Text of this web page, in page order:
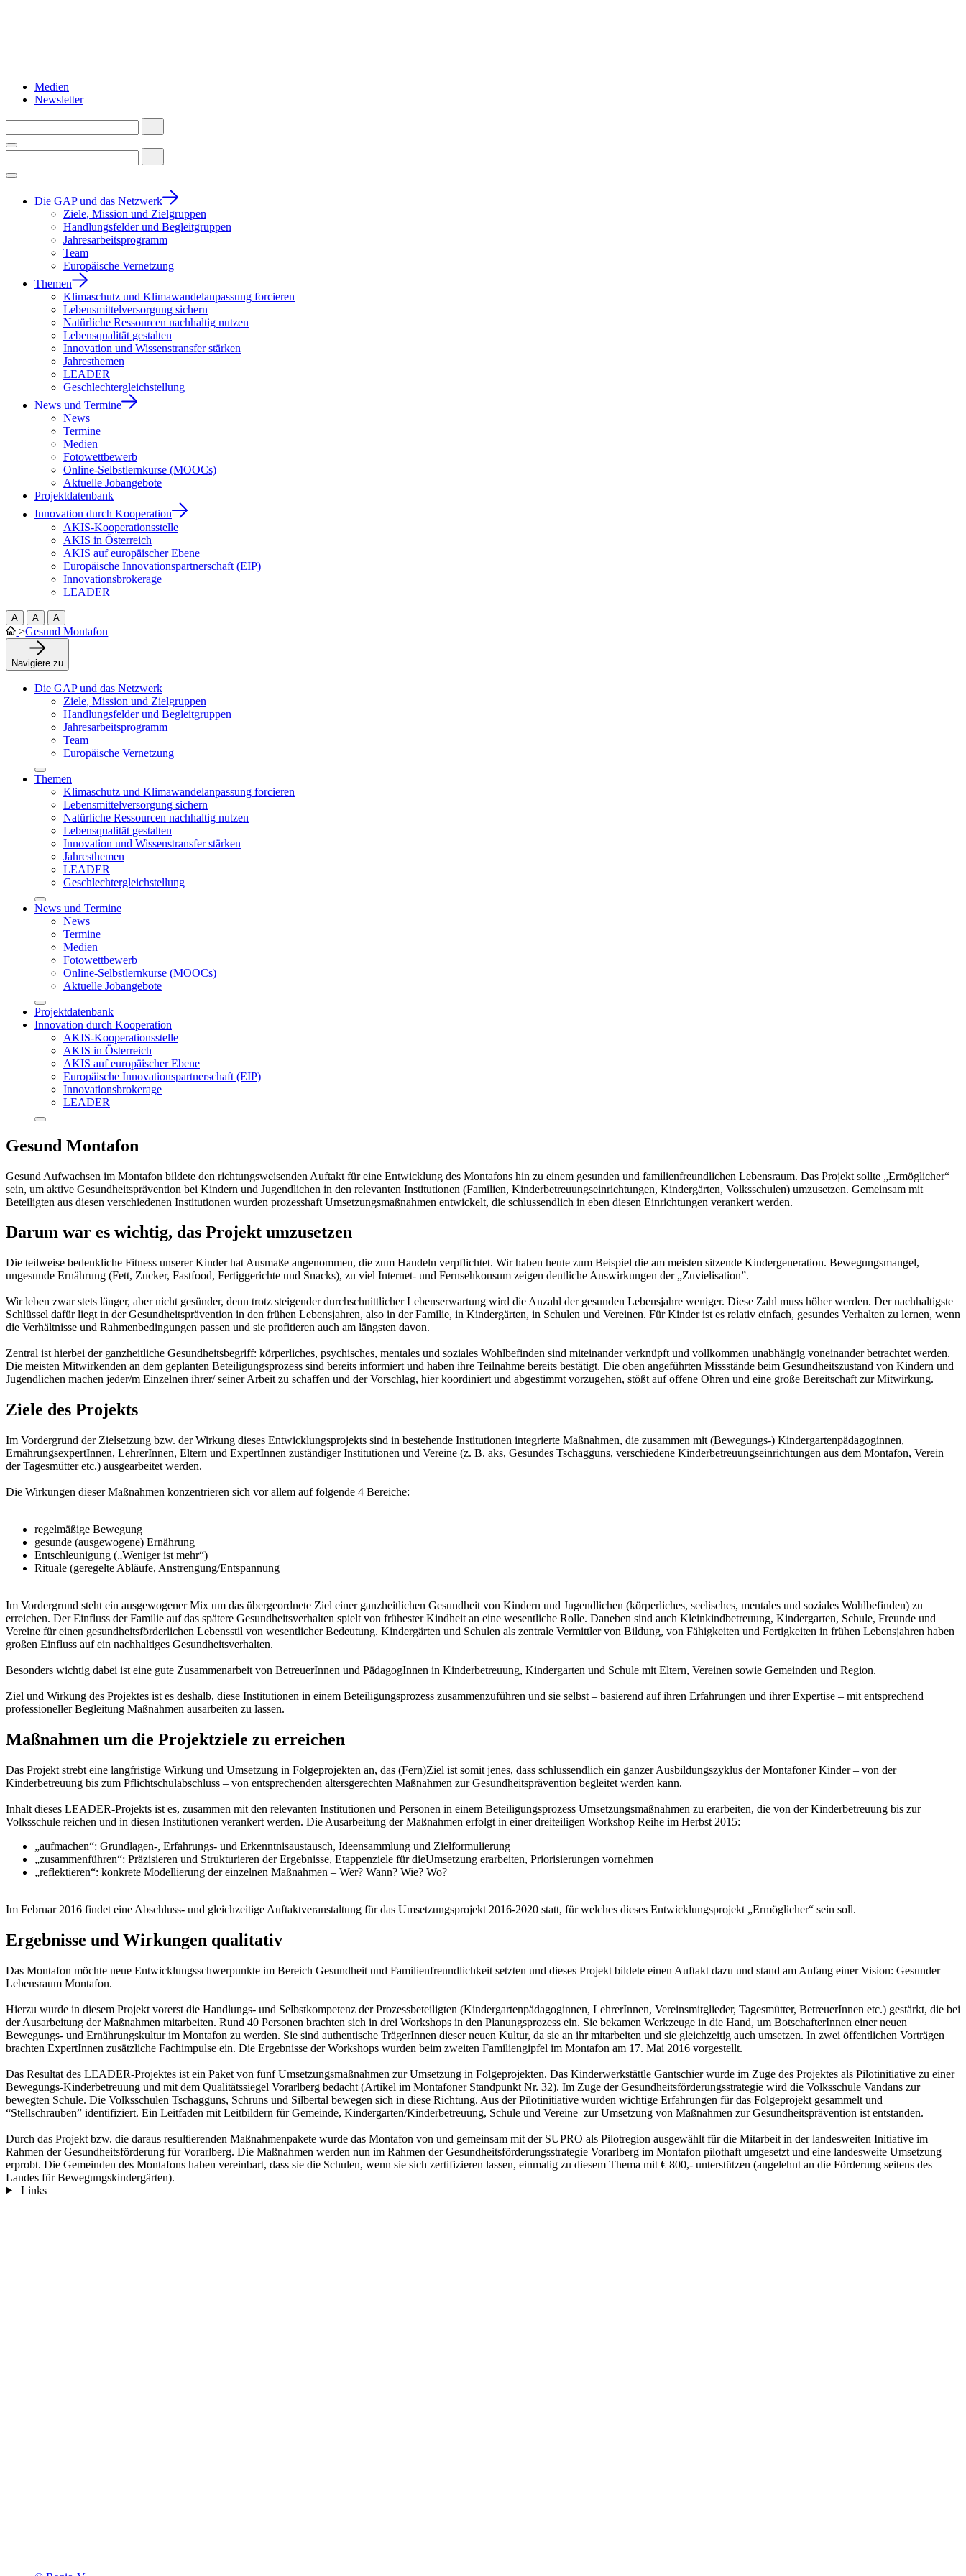
Medien
Newsletter
Die GAP und das Netzwerk
Ziele, Mission und Zielgruppen
Handlungsfelder und Begleitgruppen
Jahresarbeitsprogramm
Team
Europäische Vernetzung
Themen
Klimaschutz und Klimawandelanpassung forcieren
Lebensmittelversorgung sichern
Natürliche Ressourcen nachhaltig nutzen
Lebensqualität gestalten
Innovation und Wissenstransfer stärken
Jahresthemen
LEADER
Geschlechtergleichstellung
News und Termine
News
Termine
Medien
Fotowettbewerb
Online-Selbstlernkurse (MOOCs)
Aktuelle Jobangebote
Projektdatenbank
Innovation durch Kooperation
AKIS-Kooperationsstelle
AKIS in Österreich
AKIS auf europäischer Ebene
Europäische Innovationspartnerschaft (EIP)
Innovationsbrokerage
LEADER
A A A
>Gesund Montafon
Navigiere zu
Die GAP und das Netzwerk
Ziele, Mission und Zielgruppen
Handlungsfelder und Begleitgruppen
Jahresarbeitsprogramm
Team
Europäische Vernetzung
Themen
Klimaschutz und Klimawandelanpassung forcieren
Lebensmittelversorgung sichern
Natürliche Ressourcen nachhaltig nutzen
Lebensqualität gestalten
Innovation und Wissenstransfer stärken
Jahresthemen
LEADER
Geschlechtergleichstellung
News und Termine
News
Termine
Medien
Fotowettbewerb
Online-Selbstlernkurse (MOOCs)
Aktuelle Jobangebote
Projektdatenbank
Innovation durch Kooperation
AKIS-Kooperationsstelle
AKIS in Österreich
AKIS auf europäischer Ebene
Europäische Innovationspartnerschaft (EIP)
Innovationsbrokerage
LEADER
Gesund Montafon
Gesund Aufwachsen im Montafon bildete den richtungsweisenden Auftakt für eine Entwicklung des Montafons hin zu einem gesunden und familienfreundlichen Lebensraum. Das Projekt sollte „Ermöglicher“
sein, um aktive Gesundheitsprävention bei Kindern und Jugendlichen in den relevanten Institutionen (Familien, Kinderbetreuungseinrichtungen, Kindergärten, Volksschulen) umzusetzen. Gemeinsam mit
Beteiligten aus diesen verschiedenen Institutionen wurden prozesshaft Umsetzungsmaßnahmen entwickelt, die schlussendlich in eben diesen Einrichtungen verankert werden.
Darum war es wichtig, das Projekt umzusetzen
Die teilweise bedenkliche Fitness unserer Kinder hat Ausmaße angenommen, die zum Handeln verpflichtet. Wir haben heute zum Beispiel die am meisten sitzende Kindergeneration. Bewegungsmangel,
ungesunde Ernährung (Fett, Zucker, Fastfood, Fertiggerichte und Snacks), zu viel Internet- und Fernsehkonsum zeigen deutliche Auswirkungen der „Zuvielisation”.
Wir leben zwar stets länger, aber nicht gesünder, denn trotz steigender durchschnittlicher Lebenserwartung wird die Anzahl der gesunden Lebensjahre weniger. Diese Zahl muss höher werden. Der nachhaltigste
Schlüssel dafür liegt in der Gesundheitsprävention in den frühen Lebensjahren, also in der Familie, in Kindergärten, in Schulen und Vereinen. Für Kinder ist es relativ einfach, gesundes Verhalten zu lernen, wenn
die Verhältnisse und Rahmenbedingungen passen und sie profitieren auch am längsten davon.
Zentral ist hierbei der ganzheitliche Gesundheitsbegriff: körperliches, psychisches, mentales und soziales Wohlbefinden sind miteinander verknüpft und vollkommen unabhängig voneinander betrachtet werden.
Die meisten Mitwirkenden an dem geplanten Beteiligungsprozess sind bereits informiert und haben ihre Teilnahme bereits bestätigt. Die oben angeführten Missstände beim Gesundheitszustand von Kindern und
Jugendlichen machen jeder/m Einzelnen ihrer/ seiner Arbeit zu schaffen und der Vorschlag, hier koordiniert und abgestimmt vorzugehen, stößt auf offene Ohren und eine große Bereitschaft zur Mitwirkung.
Ziele des Projekts
Im Vordergrund der Zielsetzung bzw. der Wirkung dieses Entwicklungsprojekts sind in bestehende Institutionen integrierte Maßnahmen, die zusammen mit (Bewegungs-) Kindergartenpädagoginnen,
ErnährungsexpertInnen, LehrerInnen, Eltern und ExpertInnen zuständiger Institutionen und Vereine (z. B. aks, Gesundes Tschagguns, verschiedene Kinderbetreuungseinrichtungen aus dem Montafon, Verein
der Tagesmütter etc.) ausgearbeitet werden.
Die Wirkungen dieser Maßnahmen konzentrieren sich vor allem auf folgende 4 Bereiche:
regelmäßige Bewegung
gesunde (ausgewogene) Ernährung
Entschleunigung („Weniger ist mehr“)
Rituale (geregelte Abläufe, Anstrengung/Entspannung
Im Vordergrund steht ein ausgewogener Mix um das übergeordnete Ziel einer ganzheitlichen Gesundheit von Kindern und Jugendlichen (körperliches, seelisches, mentales und soziales Wohlbefinden) zu
erreichen. Der Einfluss der Familie auf das spätere Gesundheitsverhalten spielt von frühester Kindheit an eine wesentliche Rolle. Daneben sind auch Kleinkindbetreuung, Kindergarten, Schule, Freunde und
Vereine für einen gesundheitsförderlichen Lebensstil von wesentlicher Bedeutung. Kindergärten und Schulen als zentrale Vermittler von Bildung, von Fähigkeiten und Fertigkeiten in frühen Lebensjahren haben
großen Einfluss auf ein nachhaltiges Gesundheitsverhalten.
Besonders wichtig dabei ist eine gute Zusammenarbeit von BetreuerInnen und PädagogInnen in Kinderbetreuung, Kindergarten und Schule mit Eltern, Vereinen sowie Gemeinden und Region.
Ziel und Wirkung des Projektes ist es deshalb, diese Institutionen in einem Beteiligungsprozess zusammenzuführen und sie selbst – basierend auf ihren Erfahrungen und ihrer Expertise – mit entsprechend
professioneller Begleitung Maßnahmen ausarbeiten zu lassen.
Maßnahmen um die Projektziele zu erreichen
Das Projekt strebt eine langfristige Wirkung und Umsetzung in Folgeprojekten an, das (Fern)Ziel ist somit jenes, dass schlussendlich ein ganzer Ausbildungszyklus der Montafoner Kinder – von der
Kinderbetreuung bis zum Pflichtschulabschluss – von entsprechenden altersgerechten Maßnahmen zur Gesundheitsprävention begleitet werden kann.
Inhalt dieses LEADER-Projekts ist es, zusammen mit den relevanten Institutionen und Personen in einem Beteiligungsprozess Umsetzungsmaßnahmen zu erarbeiten, die von der Kinderbetreuung bis zur
Volksschule reichen und in diesen Institutionen verankert werden. Die Ausarbeitung der Maßnahmen erfolgt in einer dreiteiligen Workshop Reihe im Herbst 2015:
„aufmachen“: Grundlagen-, Erfahrungs- und Erkenntnisaustausch, Ideensammlung und Zielformulierung
„zusammenführen“: Präzisieren und Strukturieren der Ergebnisse, Etappenziele für dieUmsetzung erarbeiten, Priorisierungen vornehmen
„reflektieren“: konkrete Modellierung der einzelnen Maßnahmen – Wer? Wann? Wie? Wo?
Im Februar 2016 findet eine Abschluss- und gleichzeitige Auftaktveranstaltung für das Umsetzungsprojekt 2016-2020 statt, für welches dieses Entwicklungsprojekt „Ermöglicher“ sein soll.
Ergebnisse und Wirkungen qualitativ
Das Montafon möchte neue Entwicklungsschwerpunkte im Bereich Gesundheit und Familienfreundlichkeit setzten und dieses Projekt bildete einen Auftakt dazu und stand am Anfang einer Vision: Gesunder
Lebensraum Montafon.
Hierzu wurde in diesem Projekt vorerst die Handlungs- und Selbstkompetenz der Prozessbeteiligten (Kindergartenpädagoginnen, LehrerInnen, Vereinsmitglieder, Tagesmütter, BetreuerInnen etc.) gestärkt, die bei
der Ausarbeitung der Maßnahmen mitarbeiten. Rund 40 Personen brachten sich in drei Workshops in den Planungsprozess ein. Sie bekamen Werkzeuge in die Hand, um BotschafterInnen einer neuen
Bewegungs- und Ernährungskultur im Montafon zu werden. Sie sind authentische TrägerInnen dieser neuen Kultur, da sie an ihr mitarbeiten und sie gleichzeitig auch umsetzen. In zwei öffentlichen Vorträgen
brachten ExpertInnen zusätzliche Fachimpulse ein. Die Ergebnisse der Workshops wurden beim zweiten Familiengipfel im Montafon am 17. Mai 2016 vorgestellt.
Das Resultat des LEADER-Projektes ist ein Paket von fünf Umsetzungsmaßnahmen zur Umsetzung in Folgeprojekten. Das Kinderwerkstättle Gantschier wurde im Zuge des Projektes als Pilotinitiative zu einer
Bewegungs-Kinderbetreuung und mit dem Qualitätssiegel Vorarlberg bedacht (Artikel im Montafoner Standpunkt Nr. 32). Im Zuge der Gesundheitsförderungsstrategie wird die Volksschule Vandans zur
bewegten Schule. Die Volksschulen Tschagguns, Schruns und Silbertal bewegen sich in diese Richtung. Aus der Pilotinitiative wurden wichtige Erfahrungen für das Folgeprojekt gesammelt und
“Stellschrauben” identifiziert. Ein Leitfaden mit Leitbildern für Gemeinde, Kindergarten/Kinderbetreuung, Schule und Vereine zur Umsetzung von Maßnahmen zur Gesundheitsprävention ist entstanden.
Durch das Projekt bzw. die daraus resultierenden Maßnahmenpakete wurde das Montafon von und gemeinsam mit der SUPRO als Pilotregion ausgewählt für die Mitarbeit in der landesweiten Initiative im
Rahmen der Gesundheitsförderung für Vorarlberg. Die Maßnahmen werden nun im Rahmen der Gesundheitsförderungsstrategie Vorarlberg im Montafon pilothaft umgesetzt und eine landesweite Umsetzung
erprobt. Die Gemeinden des Montafons haben vereinbart, dass sie die Schulen, wenn sie sich zertifizieren lassen, einmalig zu diesem Thema mit € 800,- unterstützen (angelehnt an die Förderung seitens des
Landes für Bewegungskindergärten).
Links